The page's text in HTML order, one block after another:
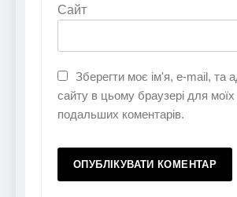
Сайт
Зберегти моє ім'я, e-mail, та
сайту в цьому браузері для моїх
подальших коментарів.